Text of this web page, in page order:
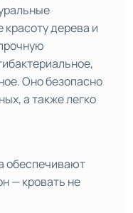
дерева и
Оно безопасно
а также легко
обеспечивают
— кровать не